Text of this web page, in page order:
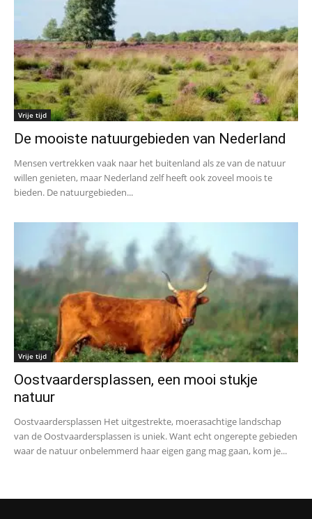
Vrije tijd
De mooiste natuurgebieden van Nederland
Mensen vertrekken vaak naar het buitenland als ze van de natuur
willen genieten, maar Nederland zelf heeft ook zoveel moois te
bieden. De natuurgebieden...
Vrije tijd
Oostvaardersplassen, een mooi stukje
natuur
Oostvaardersplassen Het uitgestrekte, moerasachtige landschap
van de Oostvaardersplassen is uniek. Want echt ongerepte gebieden
waar de natuur onbelemmerd haar eigen gang mag gaan, kom je...